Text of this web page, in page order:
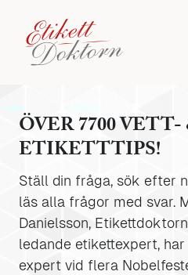
ÖVER 7700
ETIKETTTIPS!
Ställ din fråga, sök efter
läs alla frågor med svar.
Danielsson,
ledande etikettexpert, har
expert vid flera